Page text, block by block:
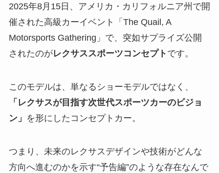
2025年8月15日、アメリカ・カリフォルニア州で開
催された高級カーイベント「The Quail, A
Motorsports Gathering」で、突如サプライズ公開
されたのがレクサススポーツコンセプト です。
このモデルは、単なるショーモデルではなく、
「レクサスが目指す次世代スポーツカーのビジョ
ン」 を形にしたコンセプトカー。
つまり、未来のレクサスデザインや技術がどんな
方向へ進むのかを示す“予告編”のような存在なんで